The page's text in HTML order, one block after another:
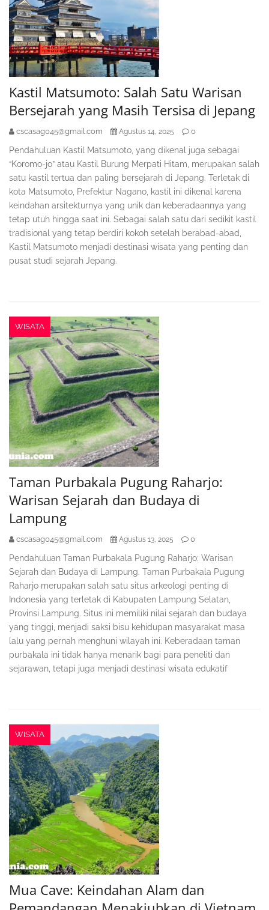
Kastil Matsumoto: Salah Satu Warisan
Bersejarah yang Masih Tersisa di Jepang
cscasag045@gmail.com Agustus 14, 2025 0
Pendahuluan Kastil Matsumoto, yang dikenal juga sebagai
“Koromo-jo” atau Kastil Burung Merpati Hitam, merupakan salah
satu kastil tertua dan paling bersejarah di Jepang. Terletak di
kota Matsumoto, Prefektur Nagano, kastil ini dikenal karena
keindahan arsitekturnya yang unik dan keberadaannya yang
tetap utuh hingga saat ini. Sebagai salah satu dari sedikit kastil
tradisional yang tetap berdiri kokoh setelah berabad-abad,
Kastil Matsumoto menjadi destinasi wisata yang penting dan
pusat studi sejarah Jepang.
WISATA
Taman Purbakala Pugung Raharjo:
Warisan Sejarah dan Budaya di
Lampung
cscasag045@gmail.com Agustus 13, 2025 0
Pendahuluan Taman Purbakala Pugung Raharjo: Warisan
Sejarah dan Budaya di Lampung. Taman Purbakala Pugung
Raharjo merupakan salah satu situs arkeologi penting di
Indonesia yang terletak di Kabupaten Lampung Selatan,
Provinsi Lampung. Situs ini memiliki nilai sejarah dan budaya
yang tinggi, menjadi saksi bisu kehidupan masyarakat masa
lalu yang pernah menghuni wilayah ini. Keberadaan taman
purbakala ini tidak hanya menarik bagi para peneliti dan
sejarawan, tetapi juga menjadi destinasi wisata edukatif
WISATA
Mua Cave: Keindahan Alam dan